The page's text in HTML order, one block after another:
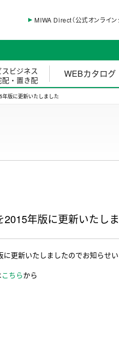
MIWA Direct（公式オンライン
スビジネス
配・置き配
WEBカタログ
版に更新いたしました
年版に更新いたし
更新いたしましたのでお知らせ
こちらから